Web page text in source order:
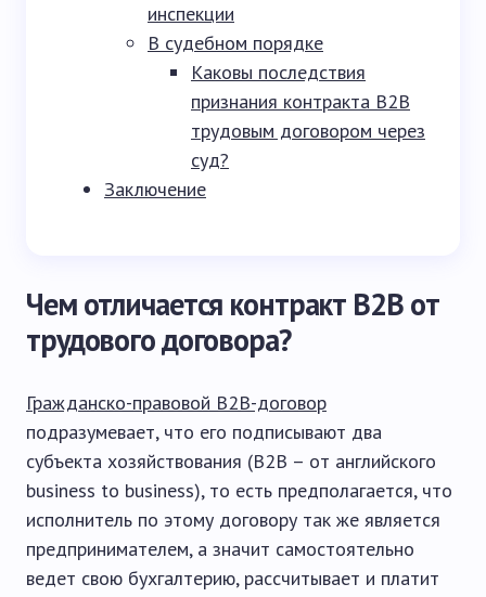
инспекции
В судебном порядке
Каковы последствия
признания контракта B2B
трудовым договором через
суд?
Заключение
Чем отличается контракт B2B от
трудового договора?
Гражданско-правовой B2B-договор
подразумевает, что его подписывают два
субъекта хозяйствования (B2B – от английского
business to business), то есть предполагается, что
исполнитель по этому договору так же является
предпринимателем, а значит самостоятельно
ведет свою бухгалтерию, рассчитывает и платит